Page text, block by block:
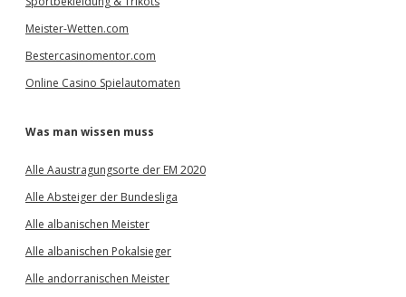
Meister-Wetten.com
Bestercasinomentor.com
Online Casino Spielautomaten
Was man wissen muss
Alle Aaustragungsorte der EM 2020
Alle Absteiger der Bundesliga
Alle albanischen Meister
Alle albanischen Pokalsieger
Alle andorranischen Meister